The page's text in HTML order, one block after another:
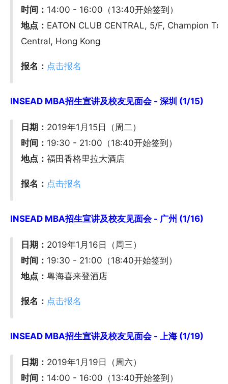
时间： 14:00 - 16:00（13:40开始签到）
地点： EATON CLUB CENTRAL, 5/F, Champion
Central, Hong Kong
报名： 点击报名
INSEAD MBA招生宣讲及校友见面会 - 深圳 (1/15)
日期： 2019年1月15日（周二）
时间： 19:30 - 21:00（18:40开始签到）
地点：福田香格里拉大酒店
报名： 点击报名
INSEAD MBA招生宣讲及校友见面会 - 广州 (1/16)
日期： 2019年1月16日（周三）
时间： 19:30 - 21:00（18:40开始签到）
地点：粤海喜来登酒店
报名： 点击报名
INSEAD MBA招生宣讲及校友见面会 - 上海 (1/19)
日期： 2019年1月19日（周六）
时间： 14:00 - 16:00（13:40开始签到）